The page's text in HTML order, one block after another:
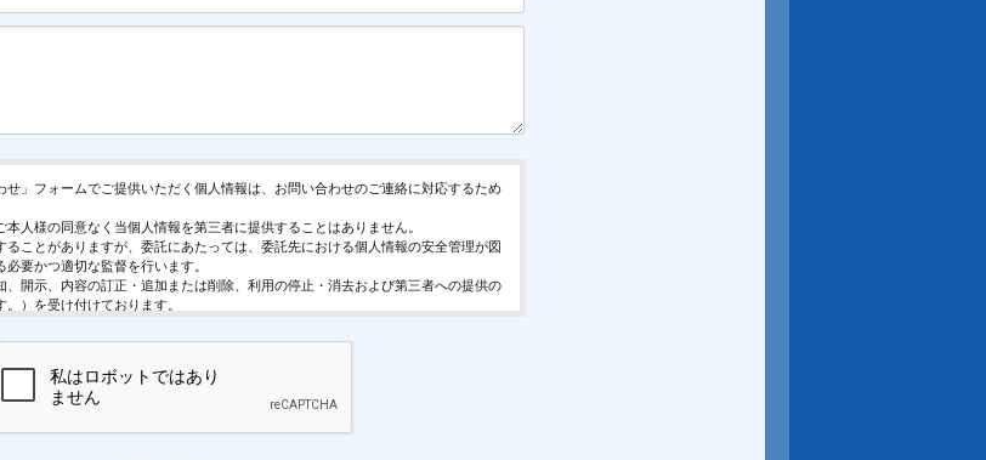
せ」フォームでご提供いただく個人情報は、お問い合わせのご連絡に対応するため
人様の同意なく当個人情報を第三者に提供することはありません。
ることがありますが、委託にあたっては、委託先における個人情報の安全管理が図
要かつ適切な監督を行います。
、開示、内容の訂正・追加または削除、利用の停止・消去および第三者への提供の
）を受け付けております。
となっております。ただし、正確な情報をご提供いただけない場合には、お問合せ
況の統計調査のためクッキー等を用いておりますが、これによる個人情報の取得、